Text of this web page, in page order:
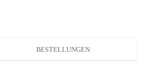
BESTELLUNGEN